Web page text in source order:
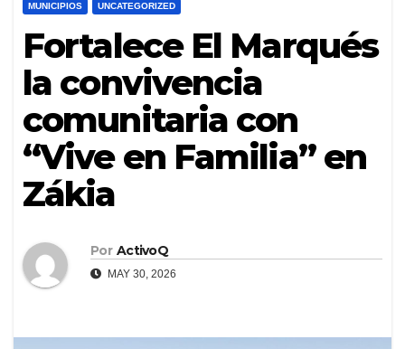
MUNICIPIOS UNCATEGORIZED
Fortalece El Marqués
la convivencia
comunitaria con
“Vive en Familia” en
Zákia
Por ActivoQ
MAY 30, 2026